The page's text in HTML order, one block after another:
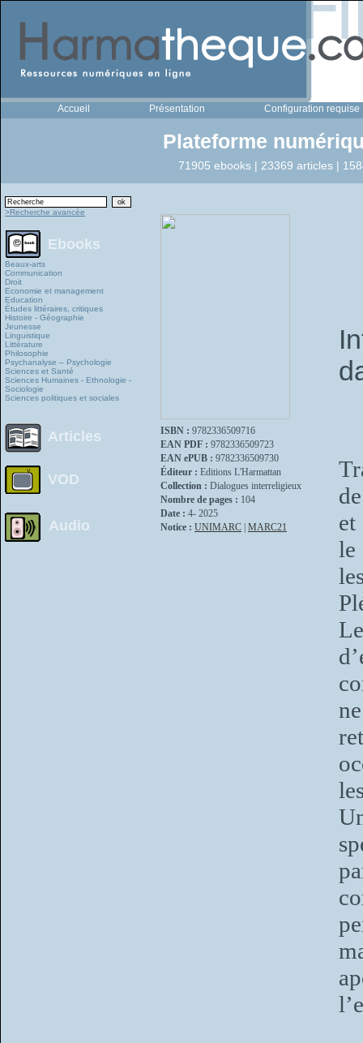
Accueil Présentation Configuration requise
Plateforme
71905 ebooks | 23369 articles |
>Recherche avancée
Ebooks
Beaux-arts
Communication
Droit
Economie et management
Education
Études littéraires, critiques
Histoire - Géographie
Jeunesse
Linguistique
Littérature
Philosophie
Psychanalyse – Psychologie
Sciences et Santé
Sciences Humaines - Ethnologie -
Sociologie
Sciences politiques et sociales
Articles
VOD
Audio
ISBN : 9782336509716
EAN PDF : 9782336509723
EAN ePUB : 9782336509730
Éditeur : Editions L'Harmattan
Collection : Dialogues interreligieux
Nombre de pages : 104
Date : 4- 2025
Notice : UNIMARC MARC21
et
le